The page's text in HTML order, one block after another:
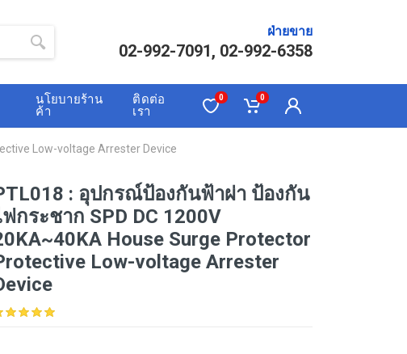
ฝ่ายขาย
02-992-7091, 02-992-6358
นโยบายร้าน
ค้า
ติดต่อ
เรา
0 0
Low-voltage Arrester Device
: อุปกรณ์ป้องกันฟ้าผ่า ป้องกัน
กระชาก SPD DC 1200V
House Surge Protector
Low-voltage Arrester